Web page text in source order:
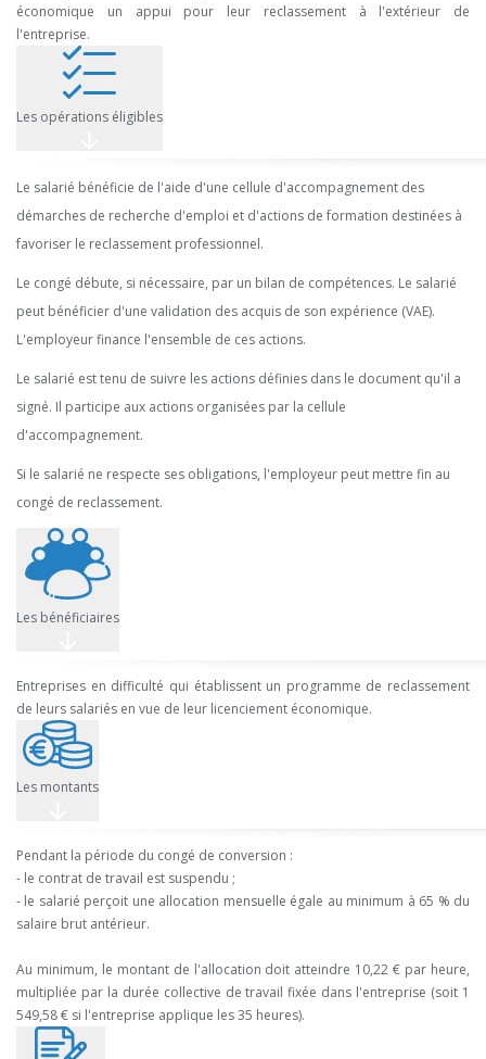
économique un appui pour leur reclassement à l'extérieur de
l'entreprise.
Les opérations éligibles
Le salarié bénéficie de l'aide d'une cellule d'accompagnement des
démarches de recherche d'emploi et d'actions de formation destinées à
favoriser le reclassement professionnel.
Le congé débute, si nécessaire, par un bilan de compétences. Le salarié
peut bénéficier d'une validation des acquis de son expérience (VAE).
L'employeur finance l'ensemble de ces actions.
Le salarié est tenu de suivre les actions définies dans le document qu'il a
signé. Il participe aux actions organisées par la cellule
d'accompagnement.
Si le salarié ne respecte ses obligations, l'employeur peut mettre fin au
congé de reclassement.
Les bénéficiaires
Entreprises en difficulté qui établissent un programme de reclassement
de leurs salariés en vue de leur licenciement économique.
Les montants
Pendant la période du congé de conversion :
- le contrat de travail est suspendu ;
- le salarié perçoit une allocation mensuelle égale au minimum à 65 % du
salaire brut antérieur.
Au minimum, le montant de l'allocation doit atteindre 10,22 € par heure,
multipliée par la durée collective de travail fixée dans l'entreprise (soit 1
549,58 € si l'entreprise applique les 35 heures).